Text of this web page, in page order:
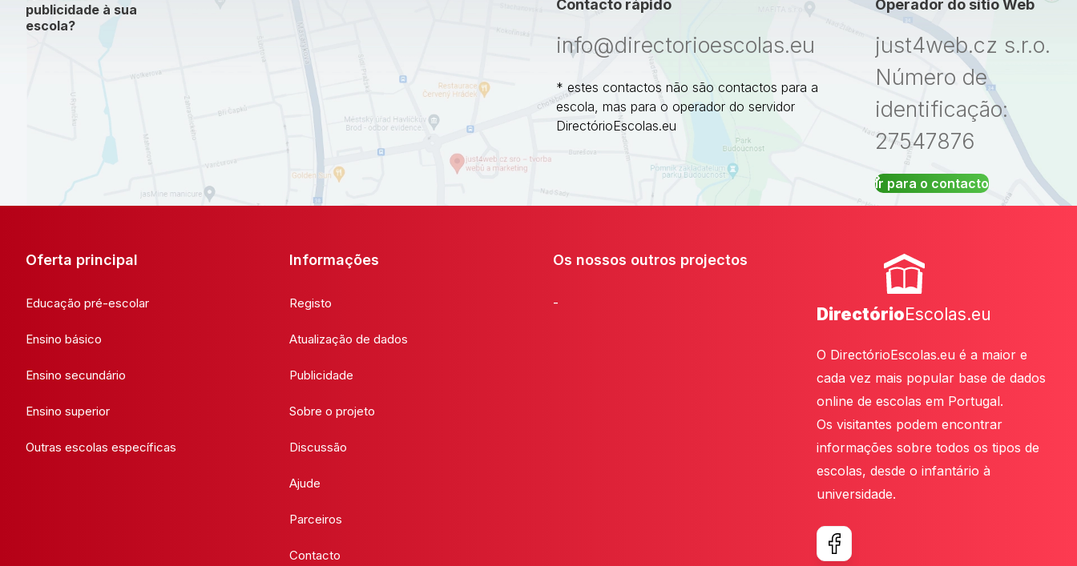
publicidade à sua
escola?
Contacto rápido
info@directorioescolas.eu
* estes contactos não são contactos para a
escola, mas para o operador do servidor
DirectórioEscolas.eu
Operador do sítio Web
just4web.cz s.r.o.
Número de
identificação:
27547876
Ir para o contacto
Oferta principal
Educação pré-escolar
Ensino básico
Ensino secundário
Ensino superior
Outras escolas específicas
Informações
Registo
Atualização de dados
Publicidade
Sobre o projeto
Discussão
Ajude
Parceiros
Contacto
Os nossos outros projectos
-
DirectórioEscolas.eu
O DirectórioEscolas.eu é a maior e
cada vez mais popular base de dados
online de escolas em Portugal.
Os visitantes podem encontrar
informações sobre todos os tipos de
escolas, desde o infantário à
universidade.